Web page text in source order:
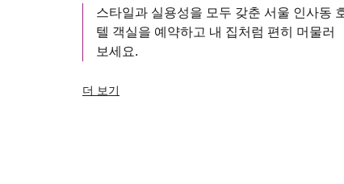
스타일과 실용성을 모두 갖춘 서울 인사동
텔 객실을 예약하고 내 집처럼 편히 머물러
보세요.
더 보기